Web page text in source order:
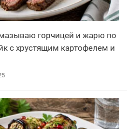
горчицей и жарю по
с хрустящим картофелем и